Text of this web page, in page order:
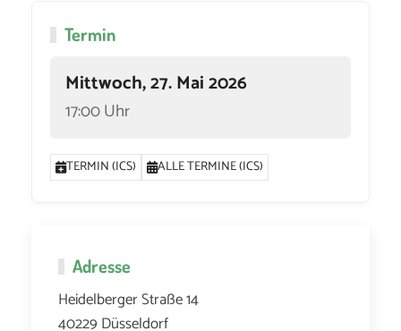
Termin
Mittwoch, 27. Mai 2026
17:00 Uhr
TERMIN (ICS) ALLE TERMINE (ICS)
Adresse
Heidelberger Straße 14
40229 Düsseldorf